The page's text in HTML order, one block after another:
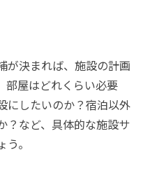
が決まれば、施設の計画
部屋はどれくらい必要
にしたいのか？宿泊以外
？など、具体的な施設サ
。